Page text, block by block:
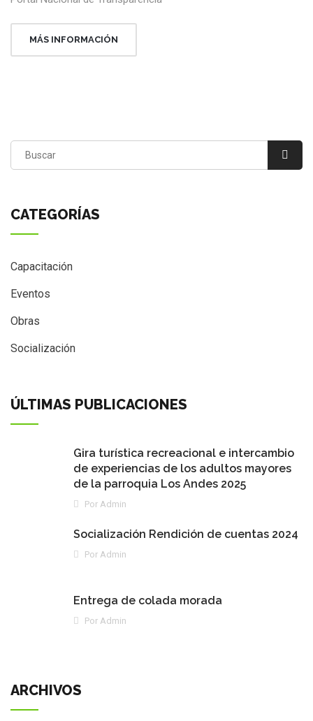
MÁS INFORMACIÓN
CATEGORÍAS
Capacitación
Eventos
Obras
Socialización
ÚLTIMAS PUBLICACIONES
Gira turística recreacional e intercambio
de experiencias de los adultos mayores
de la parroquia Los Andes 2025
Por Admin
Socialización Rendición de cuentas 2024
Por Admin
Entrega de colada morada
Por Admin
ARCHIVOS